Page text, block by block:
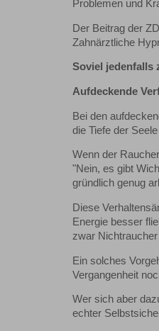
Problemen und
Der Beitrag der
Zahnärztliche
Soviel jedenfalls
Aufdeckende
Bei den
die Tiefe der
Wenn der
"Nein, es gibt
gründlich genug
Diese
Energie besser
zwar
Ein solches
Vergangenheit
Wer sich aber
echter